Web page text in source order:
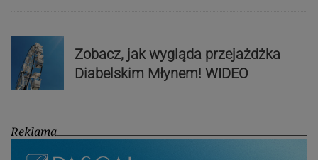
Zobacz, jak wygląda przejażdżka
Diabelskim Młynem! WIDEO
Reklama